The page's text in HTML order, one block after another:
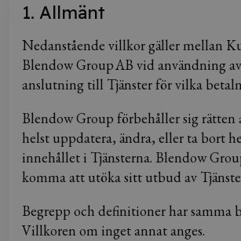
1. Allmänt
Nedanstående villkor gäller mellan
Blendow Group AB vid användning
anslutning till Tjänster för vilka
Blendow Group förbehåller sig rätten
helst uppdatera, ändra, eller ta bort
innehållet i Tjänsterna. Blendow
komma att utöka sitt utbud av
Begrepp och definitioner har samma
Villkoren om inget annat anges.